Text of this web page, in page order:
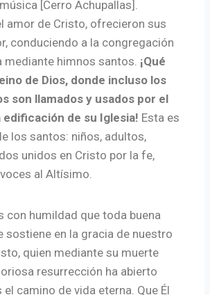
[Cerro Achupallas].
amor de Cristo, ofrecieron sus
conduciendo a la congregación
mediante himnos santos. ¡Qué
de Dios, donde incluso los
son llamados y usados por el
edificación de su Iglesia! Esta es
los santos: niños, adultos,
unidos en Cristo por la fe,
al Altísimo.
con humildad que toda buena
sostiene en la gracia de nuestro
quien mediante su muerte
resurrección ha abierto
camino de vida eterna. Que Él